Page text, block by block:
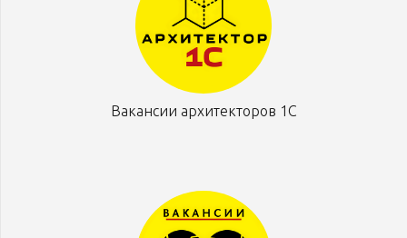
Вакансии архитекторов 1С